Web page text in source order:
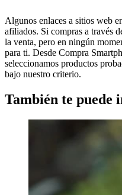
Algunos enlaces a sitios web
afiliados. Si compras a través
la venta, pero en ningún
para ti. Desde Compra
seleccionamos productos
bajo nuestro criterio.
También te puede